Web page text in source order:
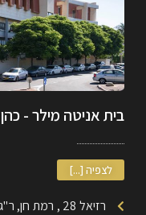
בית אניטה מילר - כהן
לצפיה [...]
רזיאל 28 , רמת חן, ר"ג 5224428